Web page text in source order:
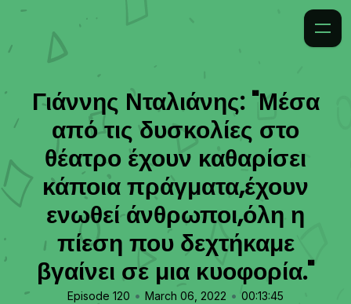
Γιάννης Νταλιάνης: "Μέσα
από τις δυσκολίες στο
θέατρο έχουν καθαρίσει
κάποια πράγματα,έχουν
ενωθεί άνθρωποι,όλη η
πίεση που δεχτήκαμε
βγαίνει σε μια κυοφορία."
Episode 120 • March 06, 2022 • 00:13:45